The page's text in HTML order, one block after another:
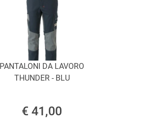
PANTALONI DA LAVORO
THUNDER - BLU
€ 41,00